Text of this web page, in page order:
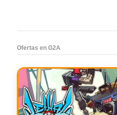
Ofertas en G2A